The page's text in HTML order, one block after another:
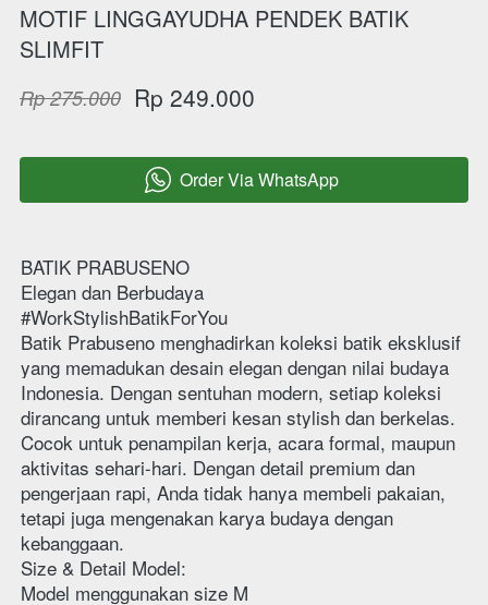
MOTIF LINGGAYUDHA PENDEK BATIK
SLIMFIT
Rp 275.000 Rp 249.000
` Order Via WhatsApp
BATIK PRABUSENO
Elegan dan Berbudaya
#WorkStylishBatikForYou
Batik Prabuseno menghadirkan koleksi batik eksklusif
yang memadukan desain elegan dengan nilai budaya
Indonesia. Dengan sentuhan modern, setiap koleksi
dirancang untuk memberi kesan stylish dan berkelas.
Cocok untuk penampilan kerja, acara formal, maupun
aktivitas sehari-hari. Dengan detail premium dan
pengerjaan rapi, Anda tidak hanya membeli pakaian,
tetapi juga mengenakan karya budaya dengan
kebanggaan.
Size & Detail Model:
Model menggunakan size M